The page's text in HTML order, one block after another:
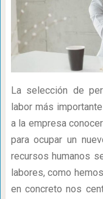
La selección de
labor más
a la empresa
para ocupar un
recursos humanos
labores, como
en concreto nos